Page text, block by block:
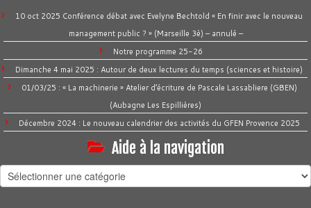
10 oct 2025 Conférence débat avec Evelyne Bechtold « En finir avec le nouveau
management public ? » (Marseille 3è) – annulé –
Notre programme 25-26
Dimanche 4 mai 2025 : Autour de deux lectures du temps (sciences et histoire)
01/03/25 : « La machinerie » Atelier d’écriture de Pascale Lassabliere (GBEN)
(Aubagne Les Espillières)
Décembre 2024 : Le nouveau calendrier des activités du GFEN Provence 2025
Aide à la navigation
Aide
à